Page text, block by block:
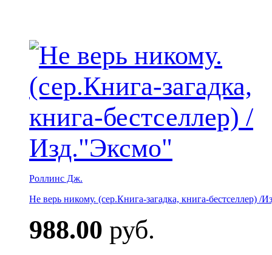
Роллинс Дж.
Не верь никому. (сер.Книга-загадка, книга-бестселлер) /
988.00 руб.